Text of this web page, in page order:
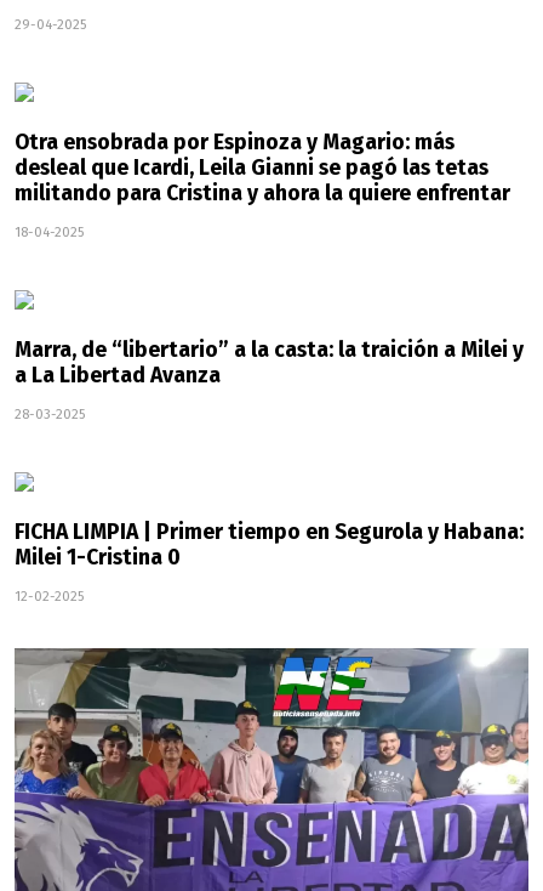
29-04-2025
Otra ensobrada por Espinoza y Magario: más
desleal que Icardi, Leila Gianni se pagó las tetas
militando para Cristina y ahora la quiere enfrentar
18-04-2025
Marra, de “libertario” a la casta: la traición a Milei y
a La Libertad Avanza
28-03-2025
FICHA LIMPIA | Primer tiempo en Segurola y Habana:
Milei 1-Cristina 0
12-02-2025